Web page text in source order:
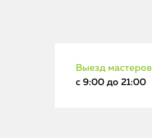
Выезд мастеров
с 9:00 до 21:00